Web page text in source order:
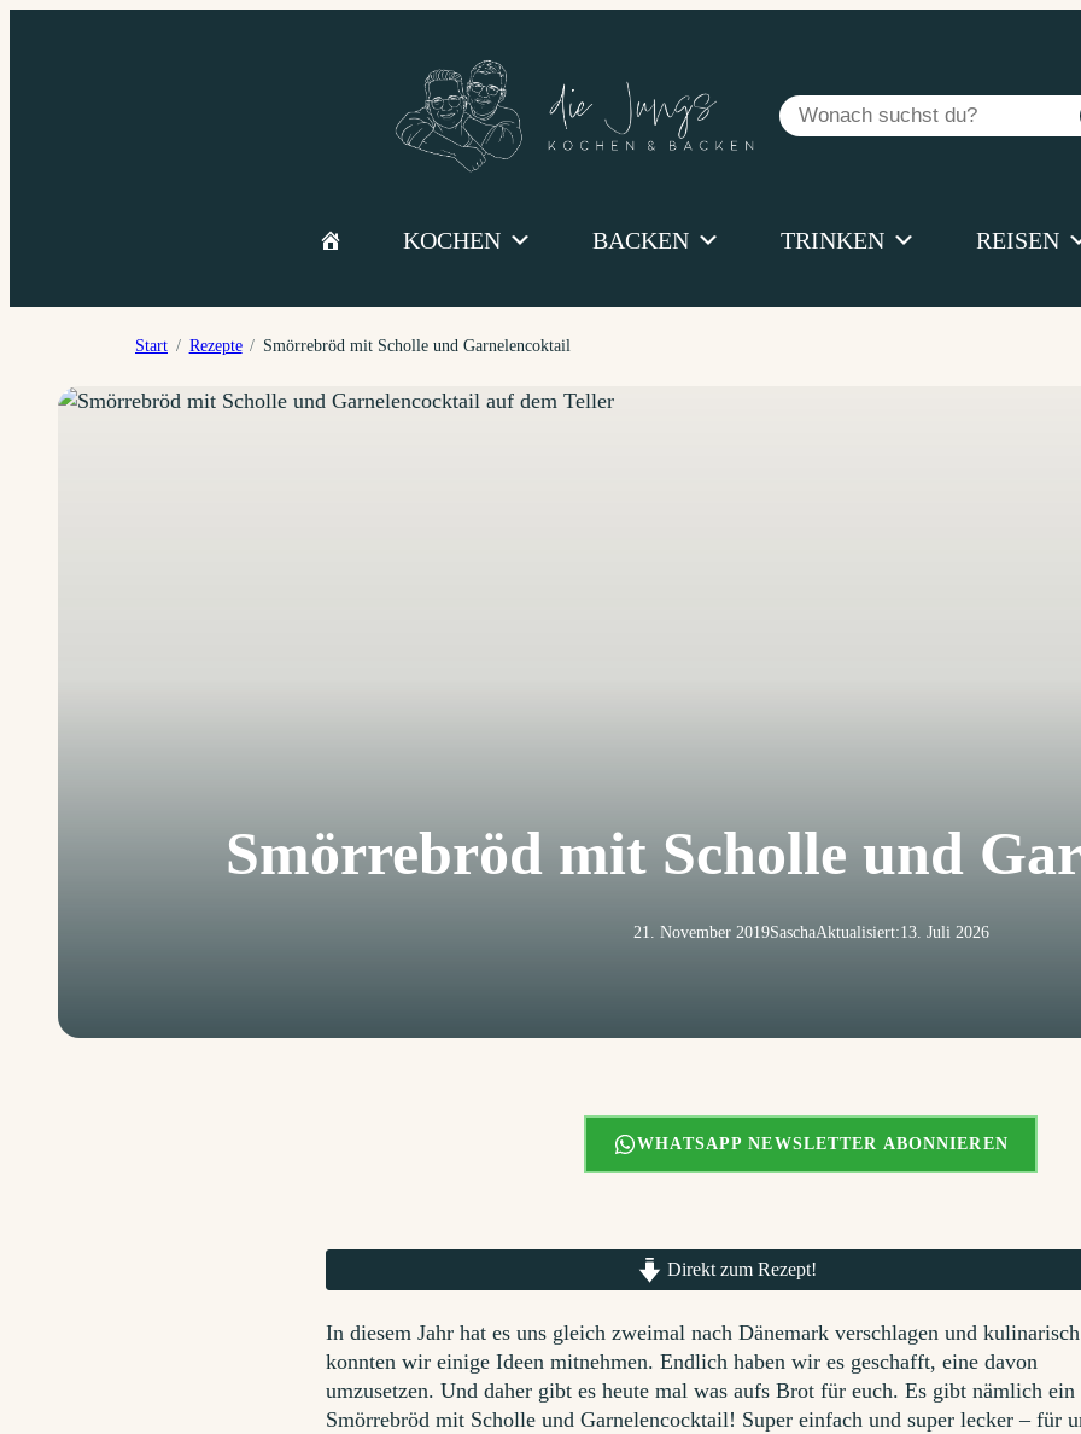
Suchen
KOCHEN BACKEN TRINKEN REISEN
Start Rezepte Smörrebröd mit Scholle und Garnelencoktail
Smörrebröd mit Scholle und
21. November 2019SaschaAktualisiert:13. Juli 2026
WHATSAPP NEWSLETTER ABONNIEREN
Direkt zum Rezept!
In diesem Jahr hat es uns gleich zweimal nach Dänemark verschlagen und kulinarisch
konnten wir einige Ideen mitnehmen. Endlich haben wir es geschafft, eine davon
umzusetzen. Und daher gibt es heute mal was aufs Brot für euch. Es gibt nämlich ein
Smörrebröd mit Scholle und Garnelencocktail! Super einfach und super lecker – für